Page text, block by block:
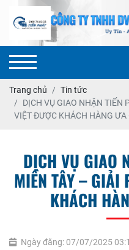
Trang chủ
Tin tức
DỊCH VỤ GIAO NHẬN TIẾN
VIỆT ĐƯỢC KHÁCH HÀNG ƯA
DỊCH VỤ GIAO
MIỀN TÂY – GIẢI
KHÁCH
Ngày đăng: 07/07/2025